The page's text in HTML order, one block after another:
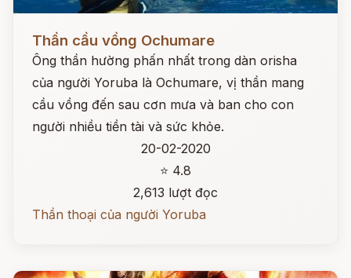
Đọc ngay
Thần cầu vồng Ochumare
Ông thần hường phấn nhất trong dàn orisha
của người Yoruba là Ochumare, vị thần mang
cầu vồng đến sau cơn mưa và ban cho con
người nhiều tiền tài và sức khỏe.
20-02-2020
⭐ 4.8
2,613 lượt đọc
Thần thoại của người Yoruba